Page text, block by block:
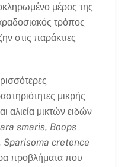
μέρος της
τρόπος
στις παράκτιες
μικρής
αλιεία μικτών ειδών
smaris, Boops
cretence
προβλήματα που